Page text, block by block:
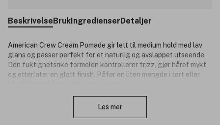
BeskrivelseBrukIngredienserDetaljer
American Crew Cream Pomade gir lett til medium hold med lav
glans og passer perfekt for et naturlig og avslappet utseende.
Den fuktighetsrike formelen kontrollerer frizz, gjør håret mykt
og etterlater en glatt finish. Påfør en liten mengde i tørt eller
Les mer